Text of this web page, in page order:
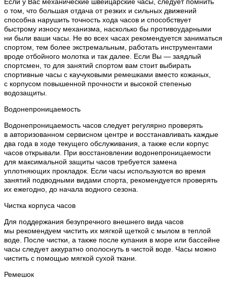
о том, что большая отдача от резких и сильных движений
способна нарушить точность хода часов и способствует
быстрому износу механизма, насколько бы противоударными
ни были ваши часы. Не во всех часах рекомендуется заниматься
спортом, тем более экстремальным, работать инструментами
вроде отбойного молотка и так далее. Если Вы — заядлый
спортсмен, то для занятий спортом вам стоит выбирать
спортивные часы с каучуковыми ремешками вместо кожаных,
с корпусом повышенной прочности и высокой степенью
водозащиты.
Водонепроницаемость
Водонепроницаемость часов следует регулярно проверять
в авторизованном сервисном центре и восстанавливать каждые
два года в ходе текущего обслуживания, а также если корпус
часов открывали. При восстановлении водонепроницаемости
для максимальной защиты часов требуется замена
уплотняющих прокладок. Если часы используются во время
занятий подводными видами спорта, рекомендуется проверять
их ежегодно, до начала водного сезона.
Чистка корпуса часов
Для поддержания безупречного внешнего вида часов
мы рекомендуем чистить их мягкой щеткой с мылом в теплой
воде. После чистки, а также после купания в море или бассейне
часы следует аккуратно ополоснуть в чистой воде. Часы можно
чистить с помощью мягкой сухой ткани.
Ремешок